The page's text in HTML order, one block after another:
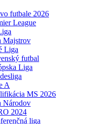
futbale 2026
League
Majstrov
Liga
futbal
Liga
A
MS 2026
Národov
2024
liga